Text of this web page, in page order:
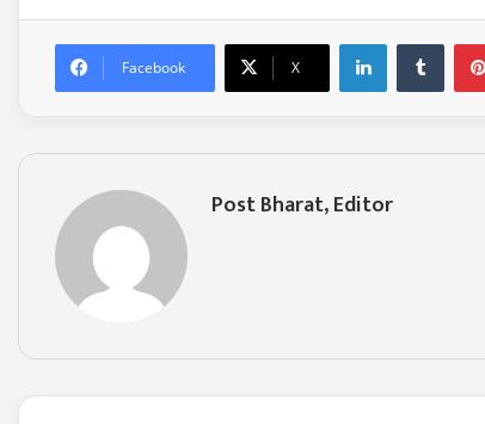
Facebook X
LinkedIn
Post Bharat, Editor